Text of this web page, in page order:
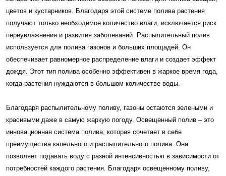
цветов и кустарников. Благодаря этой системе полива растения
получают только необходимое количество влаги, исключается риск
переувлажнения и развития заболеваний. Распылительный полив
используется для полива газонов и больших площадей. Он
обеспечивает равномерное распределение влаги и создает эффект
дождя. Этот тип полива особенно эффективен в жаркое время года,
когда растения нуждаются в большом количестве воды.
Благодаря распылительному поливу, газоны остаются зелеными и
красивыми даже в самую жаркую погоду. Освещенный полив – это
инновационная система полива, которая сочетает в себе
преимущества капельного и распылительного полива. Она
позволяет подавать воду с разной интенсивностью в зависимости от
потребностей каждого растения. Благодаря освещенному поливу,